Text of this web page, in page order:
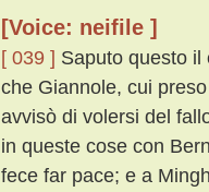
[Voice: neifile ]
[ 039 ] Saputo questo
che Giannole, cui
avvisò di volersi del
in queste cose con
fece far pace; e a